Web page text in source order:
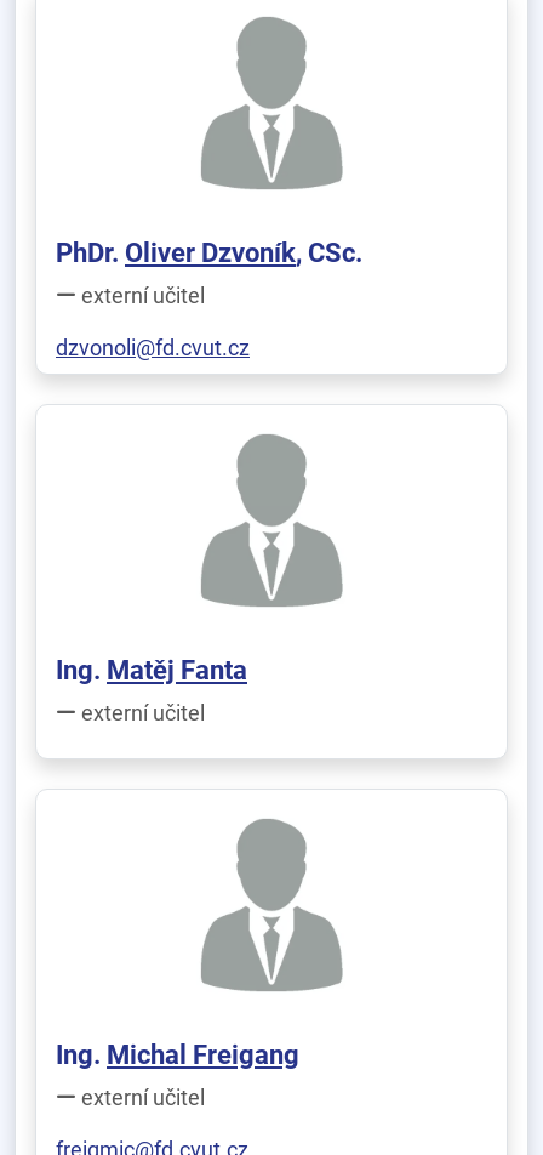
PhDr. Oliver Dzvoník, CSc.
externí učitel
dzvonoli@fd.cvut.cz
Ing. Matěj Fanta
externí učitel
Ing. Michal Freigang
externí učitel
freigmic@fd.cvut.cz